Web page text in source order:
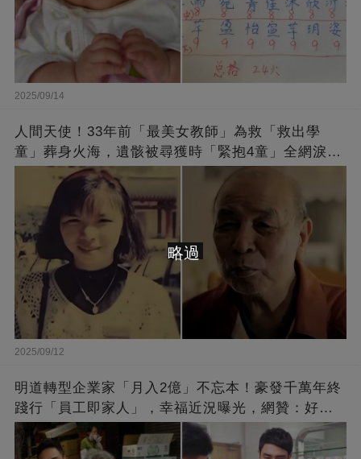
2025/09/14
人間天使！33年前「最美女教師」為救「救出學
童」葬身火海，遺骸被尋獲時「緊抱4童」全網淚
崩：真正的英雄不該被遺忘
2025/09/12
明道轉型企業家「月入2億」不忘本！豪發千萬年終
踐行「員工即家人」，幸福近況曝光，網贊：好老
闆的福報
略過